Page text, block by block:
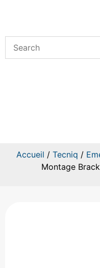
Accueil / Tecniq /
Montage